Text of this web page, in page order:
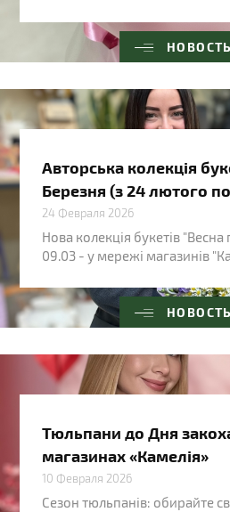
НОВОСТЬ
НОВОСТЬ
Авторська колекція
Березня (з 24 лютого
24 Февраля 2026
Нова колекція букетів
09.03 - у мережі магазинів
Тюльпани до Дня
магазинах «Камелія»
10 Февраля 2026
Сезон тюльпанів: обирайте